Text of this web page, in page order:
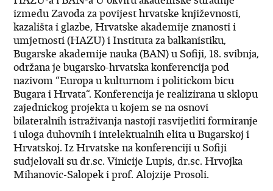
izmedu Zavoda za povijest hrvatske književnosti,
kazališta i glazbe, Hrvatske akademije znanosti i
umjetnosti (HAZU) i Instituta za balkanistiku,
Bugarske akademije nauka (BAN) u Sofiji, 18. svibnja,
održana je bugarsko-hrvatska konferencija pod
nazivom “Europa u kulturnom i politickom bicu
Bugara i Hrvata“. Konferencija je realizirana u sklopu
zajednickog projekta u kojem se na osnovi
bilateralnih istraživanja nastoji rasvijetliti formiranje
i uloga duhovnih i intelektualnih elita u Bugarskoj i
Hrvatskoj. Iz Hrvatske na konferenciji u Sofiji
sudjelovali su dr.sc. Vinicije Lupis, dr.sc. Hrvojka
Mihanovic-Salopek i prof. Alojzije Prosoli.